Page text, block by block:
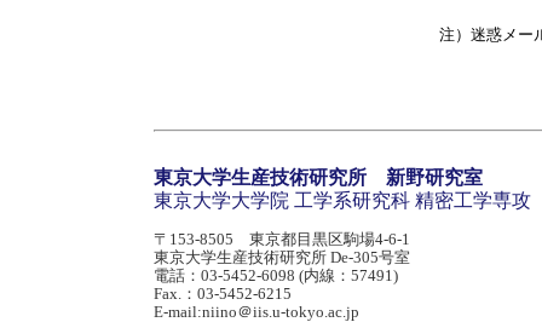
注）迷惑メー
東京大学生産技術研究所 新野研究室
東京大学大学院 工学系研究科 精密工学専攻
〒153-8505 東京都目黒区駒場4-6-1
東京大学生産技術研究所 De-305号室
電話：03-5452‐6098 (内線：57491)
Fax.：03-5452‐6215
E-mail:niino＠iis.u-tokyo.ac.jp